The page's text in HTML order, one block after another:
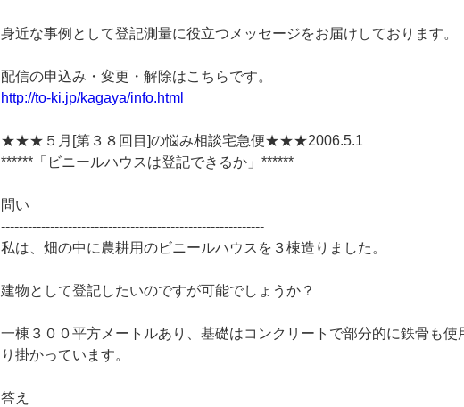
身近な事例として登記測量に役立つメッセージをお届けしております。
配信の申込み・変更・解除はこちらです。
http://to-ki.jp/kagaya/info.html
★★★５月[第３８回目]の悩み相談宅急便★★★2006.5.1
******「ビニールハウスは登記できるか」******
問い
-----------------------------------------------------------
私は、畑の中に農耕用のビニールハウスを３棟造りました。
建物として登記したいのですが可能でしょうか？
一棟３００平方メートルあり、基礎はコンクリートで部分的に鉄骨も
り掛かっています。
答え